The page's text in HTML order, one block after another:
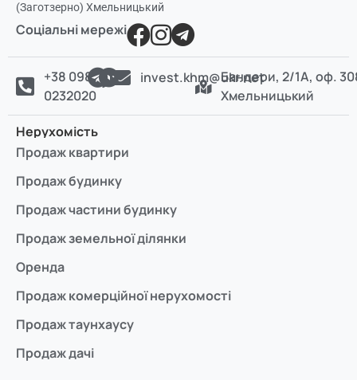
(Заготзерно) Хмельницький
Соціальні мережі
+38 098
0232020
invest.khm@ukr.netБандери, 2/1А, оф.
Хмельницький
Нерухомість
Продаж квартири
Продаж будинку
Продаж частини будинку
Продаж земельної ділянки
Оренда
Продаж комерційної нерухомості
Продаж таунхаусу
Продаж дачі